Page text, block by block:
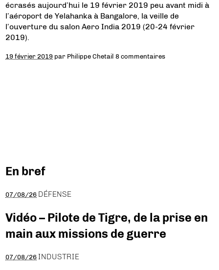
écrasés aujourd’hui le 19 février 2019 peu avant midi à
l’aéroport de Yelahanka à Bangalore, la veille de
l’ouverture du salon Aero India 2019 (20-24 février
2019).
19 février 2019 par Philippe Chetail 8 commentaires
En bref
07/08/26 DÉFENSE
Vidéo – Pilote de Tigre, de la prise en
main aux missions de guerre
07/08/26 INDUSTRIE